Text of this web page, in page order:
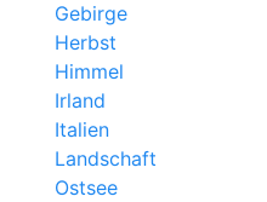
Gebirge
Herbst
Himmel
Irland
Italien
Landschaft
Ostsee